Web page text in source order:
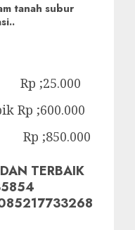
tanah subur
;25.000
Rp ;600.000
;850.000
TERBAIK